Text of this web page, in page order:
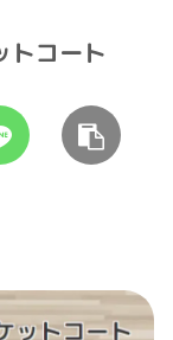
トコート